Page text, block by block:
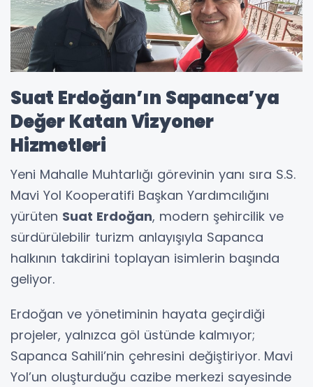
Suat Erdoğan’ın Sapanca’ya
Değer Katan Vizyoner
Hizmetleri
Yeni Mahalle Muhtarlığı görevinin yanı sıra S.S.
Mavi Yol Kooperatifi Başkan Yardımcılığını
yürüten Suat Erdoğan, modern şehircilik ve
sürdürülebilir turizm anlayışıyla Sapanca
halkının takdirini toplayan isimlerin başında
geliyor.
Erdoğan ve yönetiminin hayata geçirdiği
projeler, yalnızca göl üstünde kalmıyor;
Sapanca Sahili’nin çehresini değiştiriyor. Mavi
Yol’un oluşturduğu cazibe merkezi sayesinde